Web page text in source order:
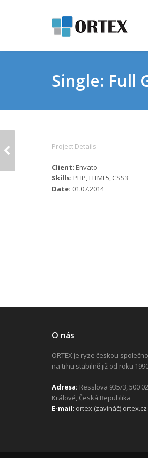
Single: Full
Project Details
Client: Envato
Skills: PHP, HTML5, CSS3
Date: 01.07.2014
SINGLE: 2/3
O nás
ORTEX je ryze českou
na trhu stabilně již od roku
Adresa: Resslova 935/3, 500
Králové, Česká Republika
E-mail: ortex (zavináč) ortex.cz